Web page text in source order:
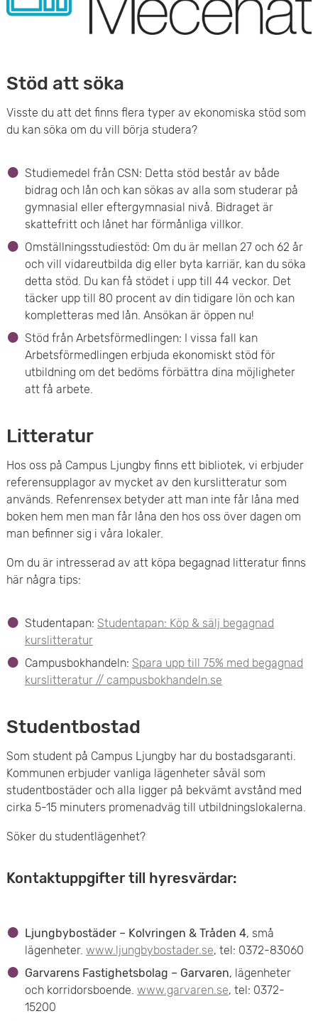
Stöd att söka
Visste du att det finns flera typer av ekonomiska stöd som
du kan söka om du vill börja studera?
Studiemedel från CSN: Detta stöd består av både
bidrag och lån och kan sökas av alla som studerar på
gymnasial eller eftergymnasial nivå. Bidraget är
skattefritt och lånet har förmånliga villkor.
Omställningsstudiestöd: Om du är mellan 27 och 62 år
och vill vidareutbilda dig eller byta karriär, kan du söka
detta stöd. Du kan få stödet i upp till 44 veckor. Det
täcker upp till 80 procent av din tidigare lön och kan
kompletteras med lån. Ansökan är öppen nu!
Stöd från Arbetsförmedlingen: I vissa fall kan
Arbetsförmedlingen erbjuda ekonomiskt stöd för
utbildning om det bedöms förbättra dina möjligheter
att få arbete.
Litteratur
Hos oss på Campus Ljungby finns ett bibliotek, vi erbjuder
referensupplagor av mycket av den kurslitteratur som
används. Refenrensex betyder att man inte får låna med
boken hem men man får låna den hos oss över dagen om
man befinner sig i våra lokaler.
Om du är intresserad av att köpa begagnad litteratur finns
här några tips:
Studentapan: Studentapan: Köp & sälj begagnad
kurslitteratur
Campusbokhandeln: Spara upp till 75% med begagnad
kurslitteratur // campusbokhandeln.se
Studentbostad
Som student på Campus Ljungby har du bostadsgaranti.
Kommunen erbjuder vanliga lägenheter såväl som
studentbostäder och alla ligger på bekvämt avstånd med
cirka 5-15 minuters promenadväg till utbildningslokalerna.
Söker du studentlägenhet?
Kontaktuppgifter till hyresvärdar:
Ljungbybostäder – Kolvringen & Tråden 4, små
lägenheter. www.ljungbybostader.se, tel: 0372-83060
Garvarens Fastighetsbolag – Garvaren, lägenheter
och korridorsboende. www.garvaren.se, tel: 0372-
15200